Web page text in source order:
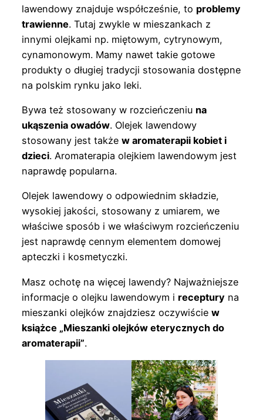
lawendowy znajduje współcześnie, to problemy
trawienne. Tutaj zwykle w mieszankach z
innymi olejkami np. miętowym, cytrynowym,
cynamonowym. Mamy nawet takie gotowe
produkty o długiej tradycji stosowania dostępne
na polskim rynku jako leki.
Bywa też stosowany w rozcieńczeniu na
ukąszenia owadów. Olejek lawendowy
stosowany jest także w aromaterapii kobiet i
dzieci. Aromaterapia olejkiem lawendowym jest
naprawdę popularna.
Olejek lawendowy o odpowiednim składzie,
wysokiej jakości, stosowany z umiarem, we
właściwe sposób i we właściwym rozcieńczeniu
jest naprawdę cennym elementem domowej
apteczki i kosmetyczki.
Masz ochotę na więcej lawendy? Najważniejsze
informacje o olejku lawendowym i receptury na
mieszanki olejków znajdziesz oczywiście w
książce „Mieszanki olejków eterycznych do
aromaterapii”.